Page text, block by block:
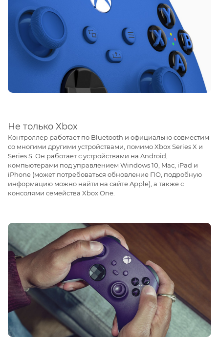
Не только Xbox
Контроллер работает по Bluetooth и официально совместим
со многими другими устройствами, помимо Xbox Series X и
Series S. Он работает с устройствами на Android,
компьютерами под управлением Windows 10, Mac, iPad и
iPhone (может потребоваться обновление ПО, подробную
информацию можно найти на сайте Apple), а также с
консолями семейства Xbox One.